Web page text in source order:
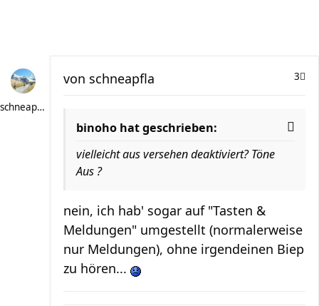
schneapfla
3
von schneapfla
binoho hat geschrieben:
vielleicht aus versehen deaktiviert? Töne
Aus ?
nein, ich hab' sogar auf "Tasten &
Meldungen" umgestellt (normalerweise
nur Meldungen), ohne irgendeinen Biep
zu hören...